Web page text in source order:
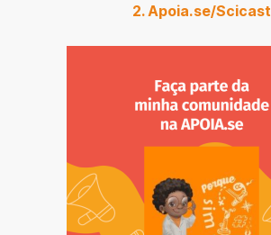
2. Apoia.se/Scicast